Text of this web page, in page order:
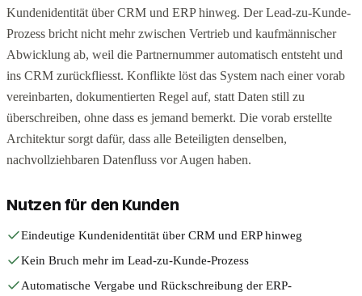
Kundenidentität über CRM und ERP hinweg. Der Lead-zu-Kunde-
Prozess bricht nicht mehr zwischen Vertrieb und kaufmännischer
Abwicklung ab, weil die Partnernummer automatisch entsteht und
ins CRM zurückfliesst. Konflikte löst das System nach einer vorab
vereinbarten, dokumentierten Regel auf, statt Daten still zu
überschreiben, ohne dass es jemand bemerkt. Die vorab erstellte
Architektur sorgt dafür, dass alle Beteiligten denselben,
nachvollziehbaren Datenfluss vor Augen haben.
Nutzen für den Kunden
Eindeutige Kundenidentität über CRM und ERP hinweg
Kein Bruch mehr im Lead-zu-Kunde-Prozess
Automatische Vergabe und Rückschreibung der ERP-